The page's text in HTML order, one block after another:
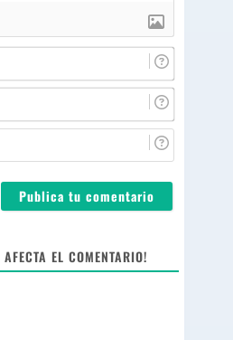
N
o
m
b
r
m
ie
EL COMENTARIO!